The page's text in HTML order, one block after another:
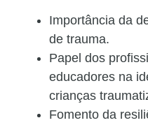
Importância da
de trauma.
Papel dos
educadores na
crianças
Fomento da